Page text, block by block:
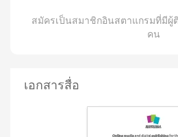
สมัครเป็นสมาชิกอินสตาแกรมที่มีผู้
คน
เอกสารสื่อ